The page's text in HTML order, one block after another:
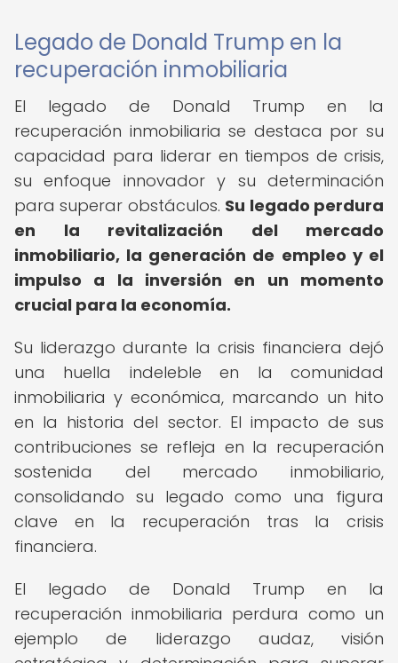
Legado de Donald Trump en la
recuperación inmobiliaria
El legado de Donald Trump en la
recuperación inmobiliaria se destaca por su
capacidad para liderar en tiempos de crisis,
su enfoque innovador y su determinación
para superar obstáculos. Su legado perdura
en la revitalización del mercado
inmobiliario, la generación de empleo y el
impulso a la inversión en un momento
crucial para la economía.
Su liderazgo durante la crisis financiera dejó
una huella indeleble en la comunidad
inmobiliaria y económica, marcando un hito
en la historia del sector. El impacto de sus
contribuciones se refleja en la recuperación
sostenida del mercado inmobiliario,
consolidando su legado como una figura
clave en la recuperación tras la crisis
financiera.
El legado de Donald Trump en la
recuperación inmobiliaria perdura como un
ejemplo de liderazgo audaz, visión